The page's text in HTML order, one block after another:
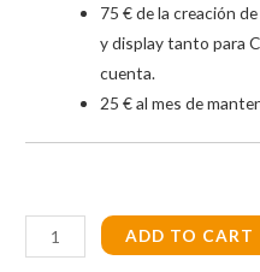
75 € de la creación
y display tanto para
cuenta.
25 € al mes de
Campaña
en
ADD TO CART